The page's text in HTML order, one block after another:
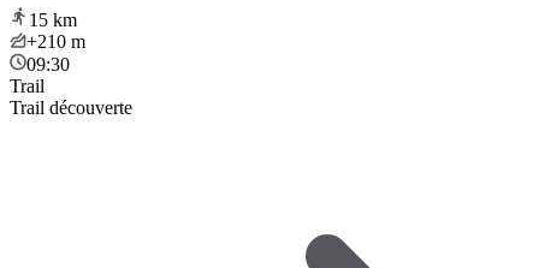
15 km
+210 m
09:30
Trail
Trail découverte